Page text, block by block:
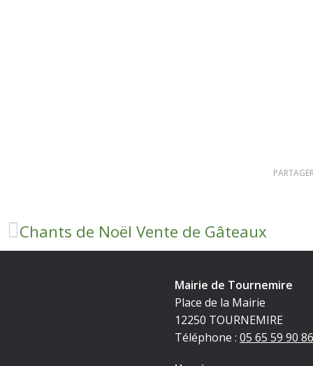
Chants de Noël Vente de Gâteaux
Mairie de Tournemire
Place de la Mairie
12250 TOURNEMIRE
Téléphone : 05 65 59 90 86